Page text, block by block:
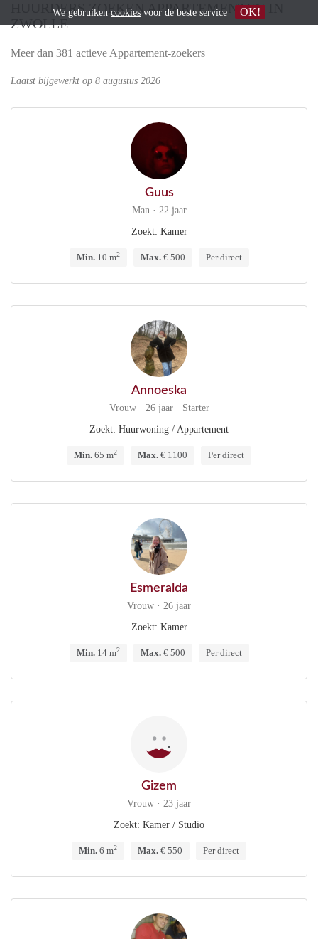
HUURDERS ZOEKEN APPARTEMENTEN IN
ZWOLLE
Meer dan 381 actieve Appartement-zoekers
Laatst bijgewerkt op 8 augustus 2026
Guus
Man · 22 jaar
Zoekt: Kamer
Min.10 m2 Max.€ 500 Per direct
Annoeska
Vrouw · 26 jaar · Starter
Zoekt: Huurwoning / Appartement
Min. 65 m2 Max. € 1100 Per direct
Esmeralda
Vrouw · 26 jaar
Zoekt: Kamer
Min.14 m2 Max.€ 500 Per direct
Gizem
Vrouw · 23 jaar
Zoekt: Kamer / Studio
Min. 6 m2 Max. € 550 Per direct
We gebruiken cookies voor de beste service OK!